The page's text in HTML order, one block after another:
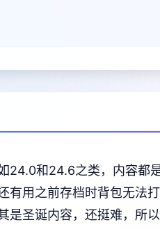
24.0和24.6之类，内容都
用之前存档时背包无法
圣诞内容，还挺难，所